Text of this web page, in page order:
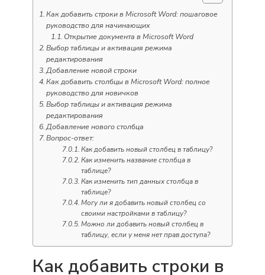
Как добавить строки в Microsoft Word: пошаговое
руководство для начинающих
Открытие документа в Microsoft Word
Выбор таблицы и активация режима
редактирования
Добавление новой строки
Как добавить столбцы в Microsoft Word: полное
руководство для новичков
Выбор таблицы и активация режима
редактирования
Добавление нового столбца
Вопрос-ответ:
Как добавить новый столбец в таблицу?
Как изменить название столбца в
таблице?
Как изменить тип данных столбца в
таблице?
Могу ли я добавить новый столбец со
своими настройками в таблицу?
Можно ли добавить новый столбец в
таблицу, если у меня нет прав доступа?
Как добавить строки в